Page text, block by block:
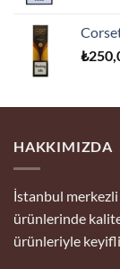
₺
HAKKIMIZDA
İstanbul
ürünlerinde
ürünleriyle keyifli